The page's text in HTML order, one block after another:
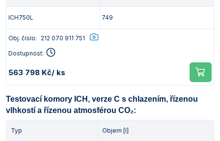
ICH750L 749
Obj. číslo: 212 070 911 751
Dostupnost:
563 798 Kč/ ks
Testovací komory ICH, verze C s chlazením, řízenou
vlhkostí a řízenou atmosférou CO₂:
Typ Objem [l]